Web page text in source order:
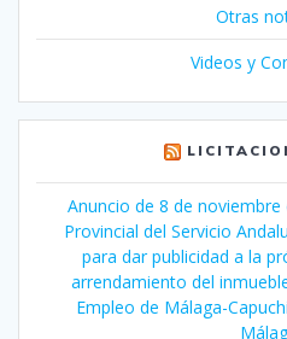
Otras
Videos y
Anuncio de 8 de
Provincial del Servicio
para dar publicidad a la
arrendamiento del
Empleo de Málaga-